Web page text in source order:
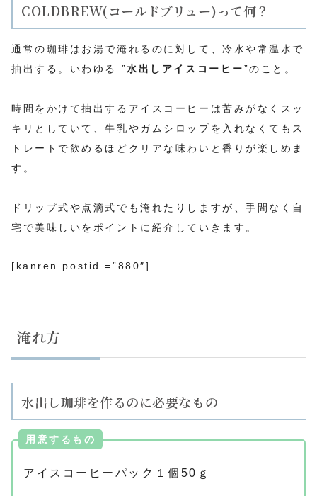
COLDBREW(コールドブリュー)って何？
通常の珈琲はお湯で淹れるのに対して、冷水や常温水で
抽出する。いわゆる ”水出しアイスコーヒー”のこと。
時間をかけて抽出するアイスコーヒーは苦みがなくスッ
キリとしていて、牛乳やガムシロップを入れなくてもス
トレートで飲めるほどクリアな味わいと香りが楽しめま
す。
ドリップ式や点滴式でも淹れたりしますが、手間なく自
宅で美味しいをポイントに紹介していきます。
[kanren postid =”880″]
淹れ方
水出し珈琲を作るのに必要なもの
用意するもの
アイスコーヒーパック１個50ｇ